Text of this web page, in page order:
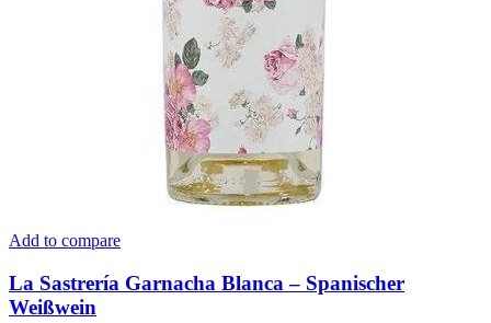
Add to compare
La Sastrería Garnacha Blanca – Spanischer
Weißwein